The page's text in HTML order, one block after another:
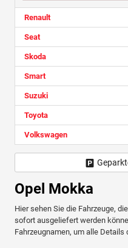
Opel Mokka
Hier sehen Sie die Fahrzeuge,
sofort ausgeliefert werden
Fahrzeugnamen, um alle
Renault
Seat
Skoda
Smart
Suzuki
Toyota
Volkswagen